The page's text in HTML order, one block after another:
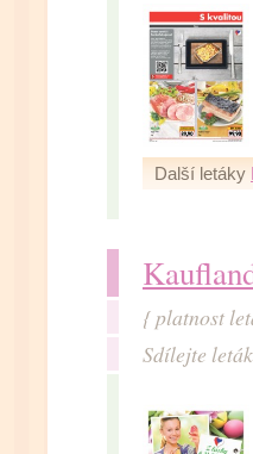
Další letáky
{ platnost
Sdílejte